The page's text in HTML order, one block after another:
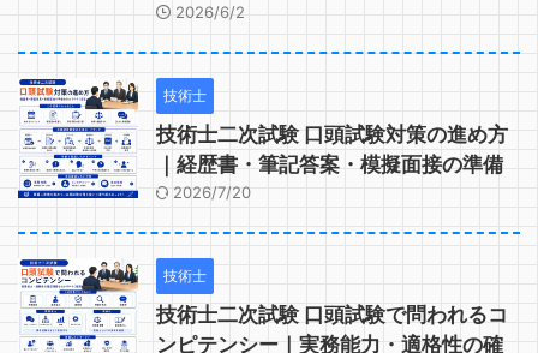
2026/6/2
技術士
技術士二次試験 口頭試験対策の進め方
｜経歴書・筆記答案・模擬面接の準備
2026/7/20
技術士
技術士二次試験 口頭試験で問われるコ
ンピテンシー｜実務能力・適格性の確